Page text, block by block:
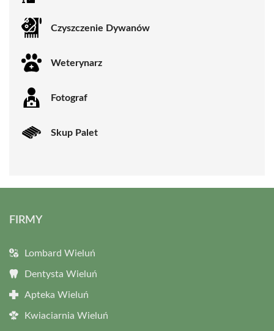
Czyszczenie Dywanów
Weterynarz
Fotograf
Skup Palet
FIRMY
Lombard Wieluń
Dentysta Wieluń
Apteka Wieluń
Kwiaciarnia Wieluń